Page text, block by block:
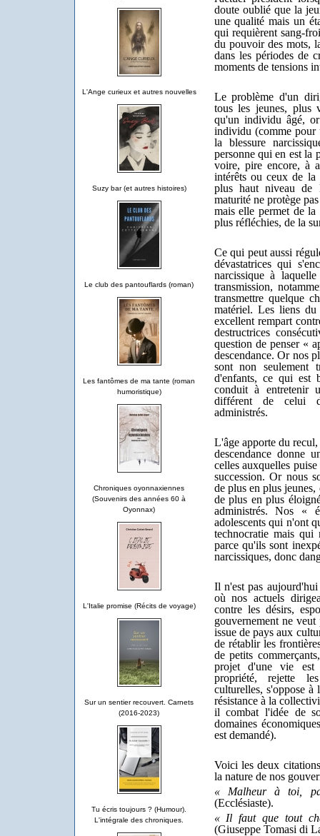
L'Ange curieux et autres nouvelles
Suzy bar (et autres histoires)
Le club des pantouflards (roman)
Les fantômes de ma tante (roman
humoristique)
Chroniques oyonnaxiennes
(Souvenirs des années 60 à
Oyonnax)
L'Italie promise (Récits de voyage)
Sur un sentier recouvert. Carnets
(2016-2023)
Tu écris toujours ? (Humour).
L'intégrale des chroniques.
doute oublié que la
une qualité mais un
qui requièrent sang-
du pouvoir des mots,
dans les périodes de
moments de tensions
Le problème d'un
tous les jeunes, plus
qu'un individu âgé,
individu (comme pour
la blessure
personne qui en est la
voire, pire encore, à
intérêts ou ceux de
plus haut niveau de
maturité ne protège
mais elle permet de
plus réfléchies, de la
Ce qui peut aussi
dévastatrices qui
narcissique à
transmission,
transmettre quelque
matériel. Les liens
excellent rempart
destructrices
question de penser «
descendance. Or nos
sont non seulement
d'enfants, ce qui est
conduit à entretenir
différent de celui
administrés.
L'âge apporte du
descendance donne
celles auxquelles
succession. Or nous
de plus en plus
de plus en plus
administrés. Nos «
adolescents qui n'ont
technocratie mais
parce qu'ils sont
narcissiques, donc
Il n'est pas
où nos actuels
contre les désirs,
gouvernement ne
issue de pays aux
de rétablir les
de petits
projet d'une vie est
propriété, rejette
culturelles, s'oppose
résistance à la
il combat l'idée de
domaines
est demandé).
Voici les deux
la nature de nos
« Malheur à toi,
(Ecclésiaste).
« Il faut que tout
(Giuseppe Tomasi di